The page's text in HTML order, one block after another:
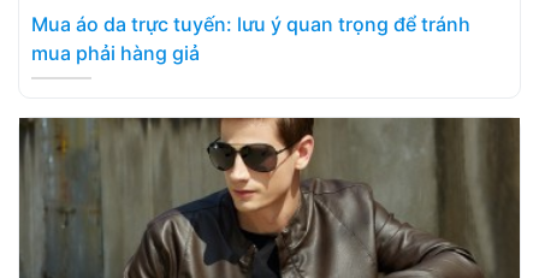
Mua áo da trực tuyến: lưu ý quan trọng để tránh
mua phải hàng giả